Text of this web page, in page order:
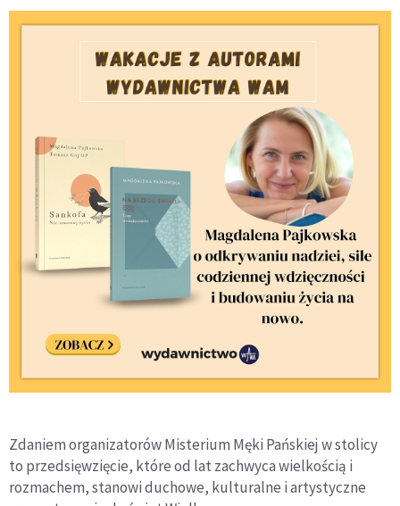
Zdaniem organizatorów Misterium Męki Pańskiej w stolicy
to przedsięwzięcie, które od lat zachwyca wielkością i
rozmachem, stanowi duchowe, kulturalne i artystyczne